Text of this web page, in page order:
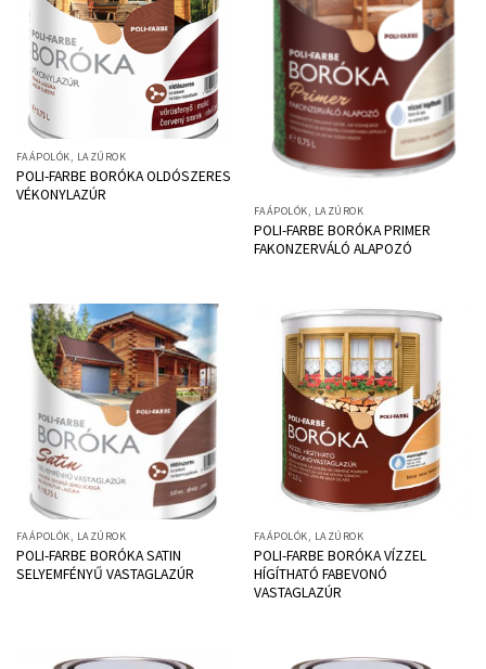
FAÁPOLÓK, LAZÚROK
POLI-FARBE BORÓKA OLDÓSZERES
VÉKONYLAZÚR
FAÁPOLÓK, LAZÚROK
POLI-FARBE BORÓKA PRIMER
FAKONZERVÁLÓ ALAPOZÓ
FAÁPOLÓK, LAZÚROK
POLI-FARBE BORÓKA SATIN
SELYEMFÉNYŰ VASTAGLAZÚR
FAÁPOLÓK, LAZÚROK
POLI-FARBE BORÓKA VÍZZEL
HÍGÍTHATÓ FABEVONÓ
VASTAGLAZÚR